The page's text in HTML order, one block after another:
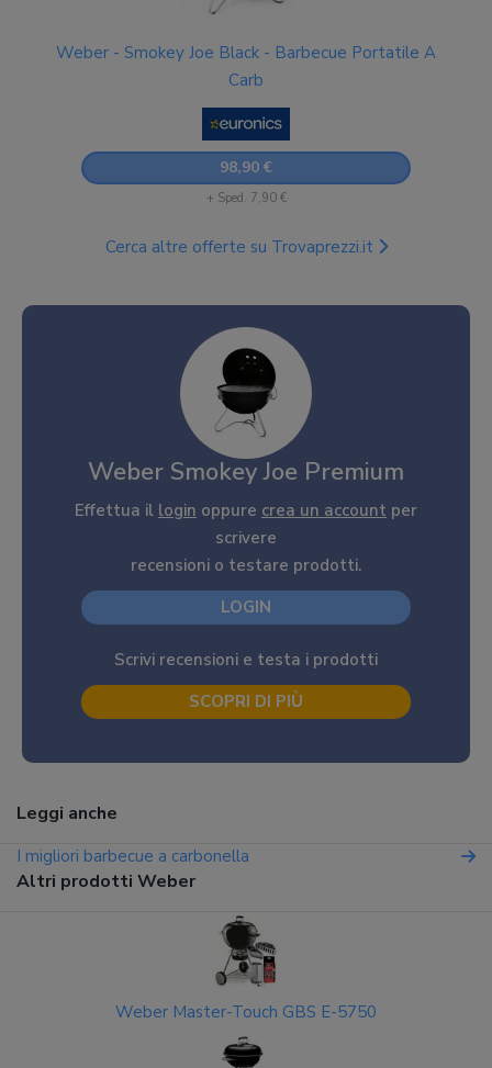
Weber - Smokey Joe Black - Barbecue Portatile A
Carb
98,90 €
+ Sped. 7,90 €
Cerca altre offerte su Trovaprezzi.it
Weber Smokey Joe Premium
Effettua il login oppure crea un account per
scrivere
recensioni o testare prodotti.
LOGIN
Scrivi recensioni e testa i prodotti
SCOPRI DI PIÙ
Leggi anche
I migliori barbecue a carbonella
Altri prodotti Weber
Weber Master-Touch GBS E-5750